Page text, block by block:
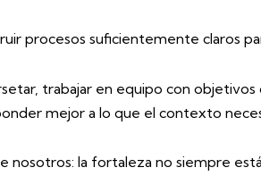
procesos suficientemente claros
trabajar en equipo con
mejor a lo que el contexto
nosotros: la fortaleza no siempre